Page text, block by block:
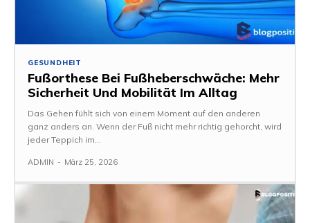
GESUNDHEIT
Fußorthese Bei Fußheberschwäche: Mehr
Sicherheit Und Mobilität Im Alltag
Das Gehen fühlt sich von einem Moment auf den anderen
ganz anders an. Wenn der Fuß nicht mehr richtig gehorcht, wird
jeder Teppich im...
ADMIN - März 25, 2026